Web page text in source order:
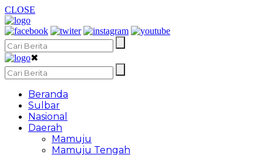
CLOSE
✖
Beranda
Sulbar
Nasional
Daerah
Mamuju
Mamuju Tengah